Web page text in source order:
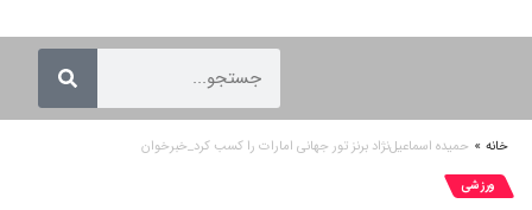
خانه » حمیده اسماعیل‌نژاد برنز تور جهانی امارات را کسب کرد_خبرخوان
ورزشی